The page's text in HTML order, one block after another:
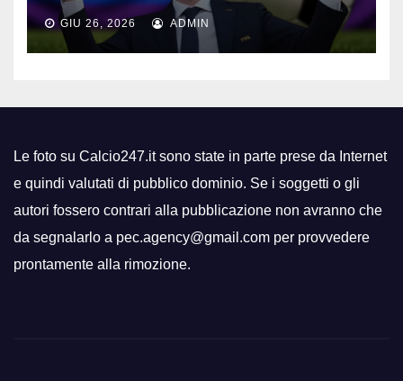
GIU 26, 2026 ADMIN
Le foto su Calcio247.it sono state in parte prese da Internet
e quindi valutati di pubblico dominio. Se i soggetti o gli
autori fossero contrari alla pubblicazione non avranno che
da segnalarlo a pec.agency@gmail.com per provvedere
prontamente alla rimozione.